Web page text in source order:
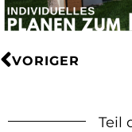
VORIGER
Teil